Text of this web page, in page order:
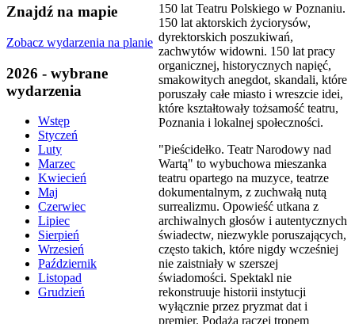
Znajdź na mapie
Zobacz wydarzenia na planie
2026 - wybrane
wydarzenia
Wstęp
Styczeń
Luty
Marzec
Kwiecień
Maj
Czerwiec
Lipiec
Sierpień
Wrzesień
Październik
Listopad
Grudzień
150 lat Teatru Polskiego w Poznaniu.
150 lat aktorskich życiorysów,
dyrektorskich poszukiwań,
zachwytów widowni. 150 lat pracy
organicznej, historycznych napięć,
smakowitych anegdot, skandali, które
poruszały całe miasto i wreszcie idei,
które kształtowały tożsamość teatru,
Poznania i lokalnej społeczności.
"Pieścidełko. Teatr Narodowy nad
Wartą" to wybuchowa mieszanka
teatru opartego na muzyce, teatrze
dokumentalnym, z zuchwałą nutą
surrealizmu. Opowieść utkana z
archiwalnych głosów i autentycznych
świadectw, niezwykle poruszających,
często takich, które nigdy wcześniej
nie zaistniały w szerszej
świadomości. Spektakl nie
rekonstruuje historii instytucji
wyłącznie przez pryzmat dat i
premier. Podąża raczej tropem